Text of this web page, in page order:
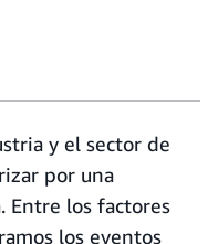
y el sector de
por una
Entre los factores
los eventos